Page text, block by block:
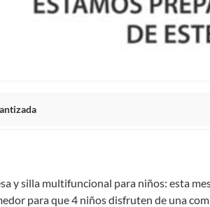
desde que lo recibes.
y silla multifuncional para niños: esta
para que 4 niños disfruten de una